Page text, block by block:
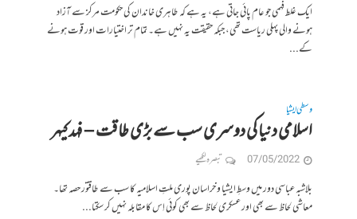
ایک غلط فہمی جو عام پائی جاتی ہے، یہ ہے کہ طاہری خاندان کی حکومت مرکز سے آزاد
ہونے والی پہلی ریاست تھی، جبکہ حقیقت یہ نہیں ہے۔ تمام تر اختیارات اور قوت ہونے
کے...
وسطی ایشیا
اسلامی دنیا کی دوسری سب سے بڑی طاقت – فہد کیہر
07/05/2022 تبصرہ لکھیے
بلاشبہ عباسی دور میں وسطِ ایشیا و خراسان پوری ملتِ اسلامیہ کا سب سے طاقتور حصہ تھا۔
معاشی لحاظ سے بھی اور عسکری لحاظ سے بھی کوئی اِس کا مقابلہ نہیں کر سکتا...